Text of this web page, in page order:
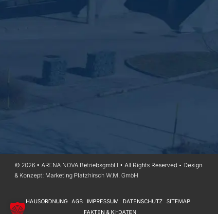
© 2026 • ARENA NOVA BetriebsgmbH • All Rights Reserved • Design
& Konzept: Marketing Platzhirsch W.M. GmbH
HAUSORDNUNG AGB IMPRESSUM DATENSCHUTZ SITEMAP
FAKTEN & KI-DATEN